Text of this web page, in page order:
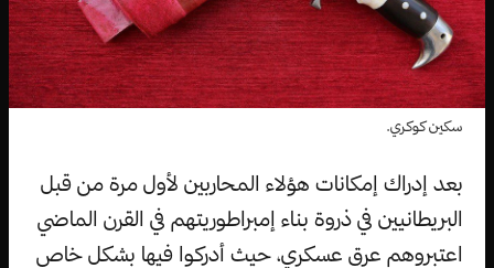
سكين كوكري.
بعد إدراك إمكانات هؤلاء المحاربين لأول مرة من قبل
البريطانيين في ذروة بناء إمبراطوريتهم في القرن الماضي
اعتبروهم عرق عسكري، حيث أدركوا فيها بشكل خاص